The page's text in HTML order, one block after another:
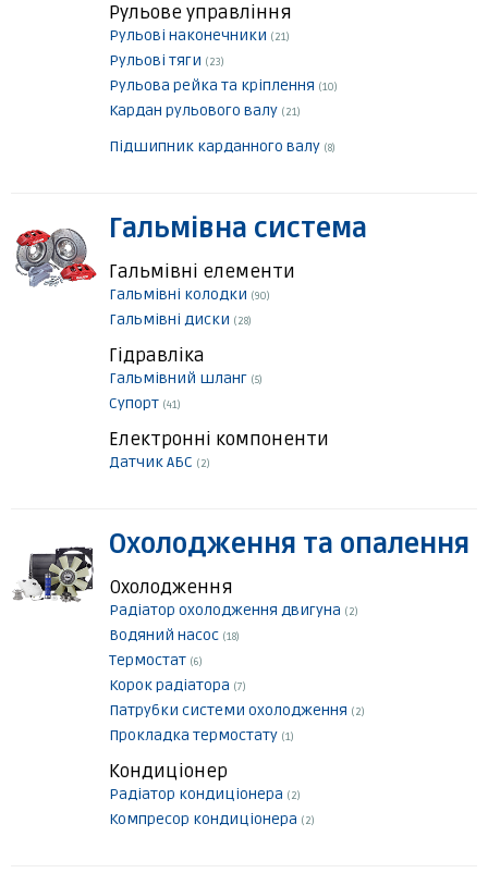
Рульове управління
Рульові наконечники (21)
Рульові тяги (23)
Рульова рейка та кріплення (10)
Кардан рульового валу (21)
Підшипник карданного валу (8)
Гальмівна система
Гальмівні елементи
Гальмівні колодки (90)
Гальмівні диски (28)
Гідравліка
Гальмівний шланг (5)
Супорт (41)
Електронні компоненти
Датчик АБС (2)
Охолодження та опалення
Охолодження
Радіатор охолодження двигуна (2)
Водяний насос (18)
Термостат (6)
Корок радіатора (7)
Патрубки системи охолодження (2)
Прокладка термостату (1)
Кондиціонер
Радіатор кондиціонера (2)
Компресор кондиціонера (2)